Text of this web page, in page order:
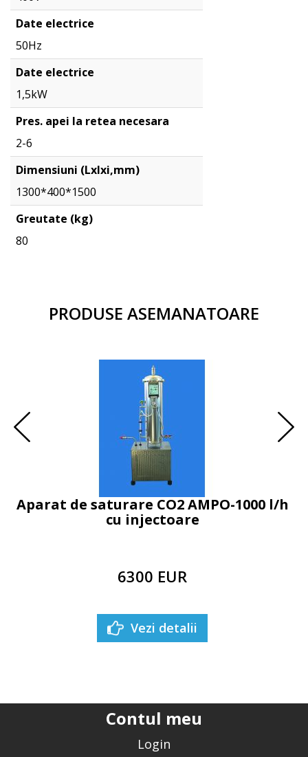
Date electrice
50Hz
Date electrice
1,5kW
Pres. apei la retea necesara
2-6
Dimensiuni (Lxlxi,mm)
1300*400*1500
Greutate (kg)
80
PRODUSE ASEMANATOARE
Aparat de saturare CO2 AMPO-1000 l/h
cu injectoare
6300 EUR
Vezi detalii
Contul meu
Login